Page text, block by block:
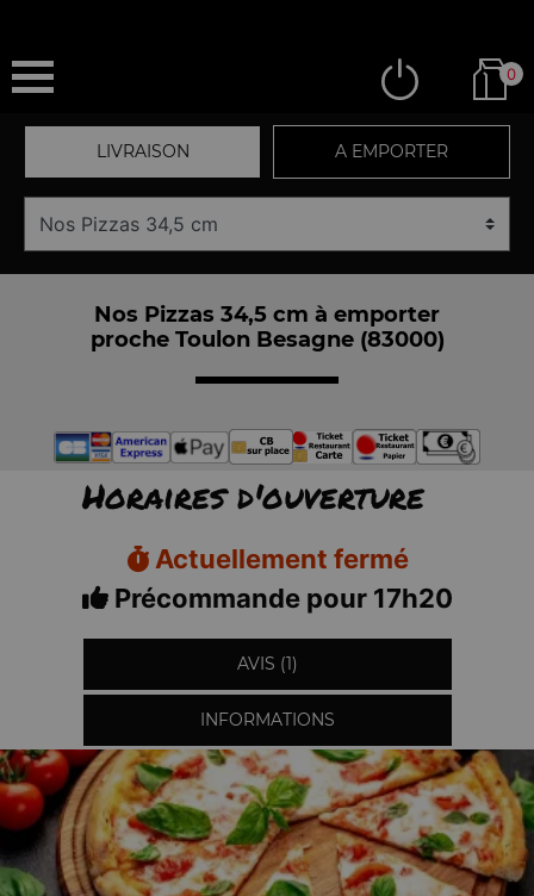
0
LIVRAISON A EMPORTER
Nos Pizzas 34,5 cm à emporter
proche Toulon Besagne (83000)
Horaires d'ouverture
Actuellement fermé
Précommande pour 17h20
AVIS (1)
INFORMATIONS